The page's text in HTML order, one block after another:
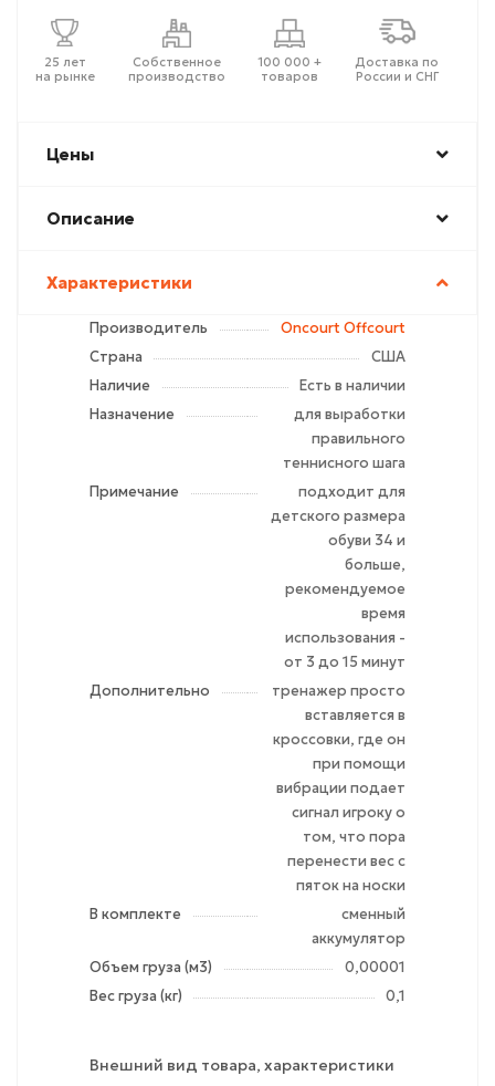
25 лет
на рынке
Собственное
производство
100 000 +
товаров
Доставка по
России и СНГ
Цены
Описание
Характеристики
Производитель
Oncourt Offcourt
Страна
США
Наличие
Есть в наличии
Назначение
для выработки
правильного
теннисного шага
Примечание
подходит для
детского размера
обуви 34 и
больше,
рекомендуемое
время
использования -
от 3 до 15 минут
Дополнительно
тренажер просто
вставляется в
кроссовки, где он
при помощи
вибрации подает
сигнал игроку о
том, что пора
перенести вес с
пяток на носки
В комплекте
сменный
аккумулятор
Объем груза (м3)
0,00001
Вес груза (кг)
0,1
Внешний вид товара, характеристики